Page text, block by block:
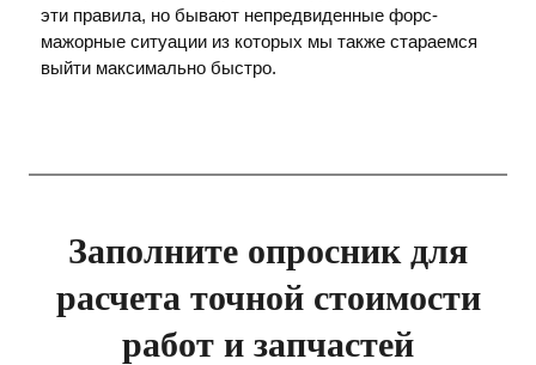
эти правила, но бывают непредвиденные форс-
мажорные ситуации из которых мы также стараемся
выйти максимально быстро.
Заполните опросник для
расчета точной стоимости
работ и запчастей